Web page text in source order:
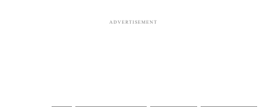
ADVERTISEMENT